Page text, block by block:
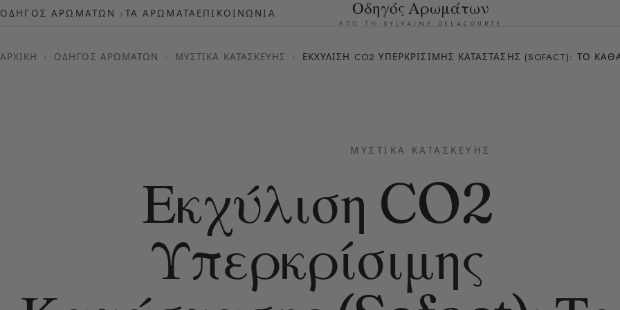
ΟΔΗΓΌΣ ΑΡΩΜΆΤΩΝ ΤΑ ΑΡΏΜΑΤΑΕΠΙΚΟΙΝΩΝΊΑ Οδηγός Αρωμάτων
ΑΠΌ ΤΗ SYLVAINE DELACOURTE
ΑΡΧΙΚΉ › ΟΔΗΓΌΣ ΑΡΩΜΆΤΩΝ › ΜΥΣΤΙΚΆ ΚΑΤΑΣΚΕΥΉΣ › ΕΚΧΎΛΙΣΗ CO2 ΥΠΕΡΚΡΊΣΙΜΗΣ ΚΑΤΆΣΤΑΣΗΣ (SOFACT): ΤΟ
ΜΥΣΤΙΚΆ ΚΑΤΑΣΚΕΥΉΣ
Εκχύλιση CO2
Υπερκρίσιμης